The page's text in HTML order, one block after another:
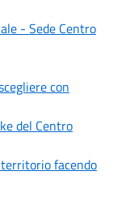
- Sede Centro
con
del Centro
facendo